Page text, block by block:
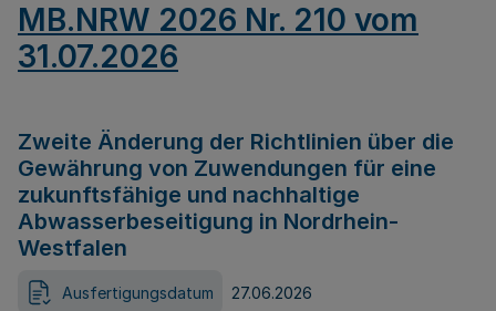
MB.NRW 2026 Nr. 210 vom
31.07.2026
Zweite Änderung der Richtlinien über die
Gewährung von Zuwendungen für eine
zukunftsfähige und nachhaltige
Abwasserbeseitigung in Nordrhein-
Westfalen
Ausfertigungsdatum 27.06.2026